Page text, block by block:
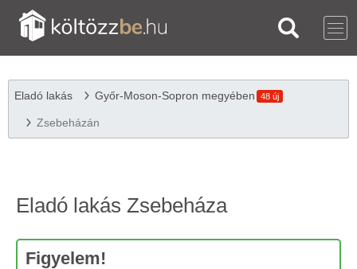
Eladó lakás Győr-Moson-Sopron megyében 48 új
Zsebeházán
Eladó lakás Zsebeháza
Figyelem!